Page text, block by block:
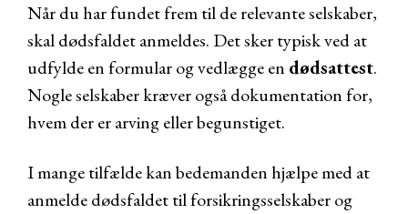
Når du har fundet frem til de relevante selskaber,
skal dødsfaldet anmeldes. Det sker typisk ved at
udfylde en formular og vedlægge en dødsattest.
Nogle selskaber kræver også dokumentation for,
hvem der er arving eller begunstiget.
I mange tilfælde kan bedemanden hjælpe med at
anmelde dødsfaldet til forsikringsselskaber og